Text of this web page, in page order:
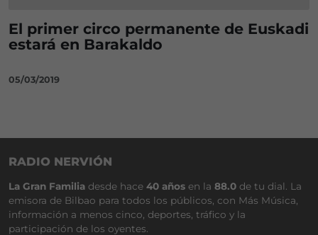
El primer circo permanente de Euskadi
estará en Barakaldo
05/03/2019
RADIO NERVIÓN
La Gran Familia desde hace 40 años en la 88.0 de tu dial. La
emisora de Bilbao para todos los públicos, con Más Música,
información a menos cinco, deportes, tráfico y la
participación de los oyentes.